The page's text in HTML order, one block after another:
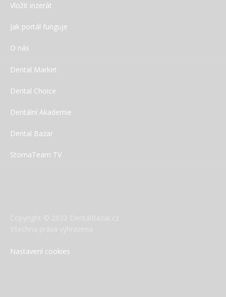
Vložit inzerát
Jak portál funguje
O nás
Dental Market
Dental Choice
Dentální Akademie
Dental Bazar
StomaTeam TV
Nastavení cookies